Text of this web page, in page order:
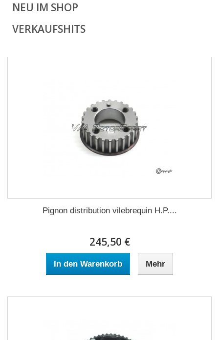
NEU IM SHOP
VERKAUFSHITS
Pignon distribution vilebrequin H.P....
245,50 €
In den Warenkorb Mehr